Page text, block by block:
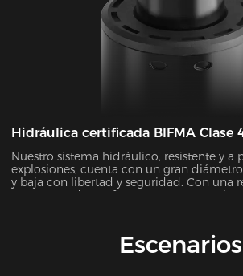
Hidráulica certificada BIFMA Clase
Nuestro sistema hidráulico, resistente y a
explosiones, cuenta con un gran
y baja con libertad y seguridad. Con una
mayor, puede confiar en que nuestro
Escenarios